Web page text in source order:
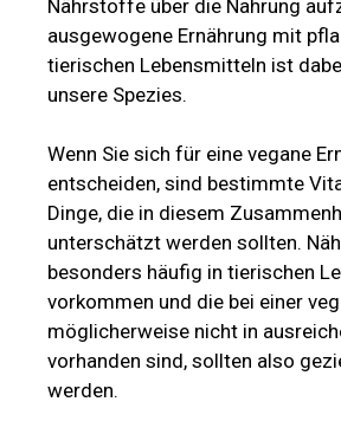
Nährstoffe über die Nahrung
ausgewogene Ernährung mit
tierischen Lebensmitteln ist
unsere Spezies.
Wenn Sie sich für eine vegane
entscheiden, sind bestimmte
Dinge, die in diesem
unterschätzt werden sollten.
besonders häufig in tierischen
vorkommen und die bei einer
möglicherweise nicht in
vorhanden sind, sollten also
werden.